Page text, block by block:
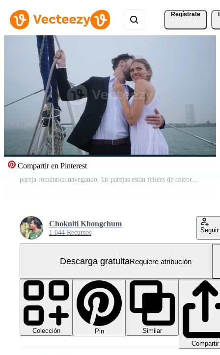
Regístrate
Compartir en Pinterest
pareja romántica navegando, las parejas están felices de celebrar en un velero, disfrutando de un hermoso día navegando concepto de amor Vídeo Gratis
Chokniti Khongchum
1.044 Recursos Seguir
Descarga gratuitaRequiere atribución
Colección Pin
Similar
Compartir